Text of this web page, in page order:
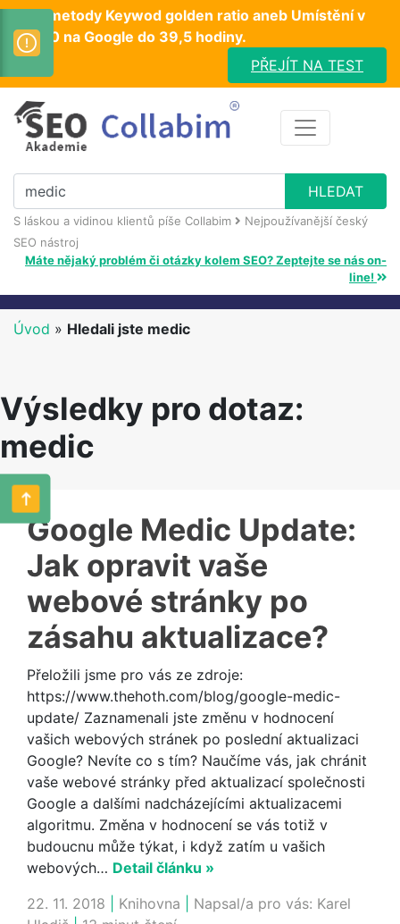
Test metody Keywod golden ratio aneb Umístění v
TOP10 na Google do 39,5 hodiny.
PŘEJÍT NA TEST
S láskou a vidinou klientů píše Collabim
Nejpoužívanější český
SEO nástroj
Máte nějaký problém či otázky kolem SEO? Zeptejte se nás on-
line!
Úvod » Hledali jste medic
Výsledky pro dotaz:
medic
Google Medic Update:
Jak opravit vaše
webové stránky po
zásahu aktualizace?
Přeložili jsme pro vás ze zdroje:
https://www.thehoth.com/blog/google-medic-
update/ Zaznamenali jste změnu v hodnocení
vašich webových stránek po poslední aktualizaci
Google? Nevíte co s tím? Naučíme vás, jak chránit
vaše webové stránky před aktualizací společnosti
Google a dalšími nadcházejícími aktualizacemi
algoritmu. Změna v hodnocení se vás totiž v
budoucnu může týkat, i když zatím u vašich
webových… Detail článku »
22. 11. 2018
Knihovna Napsal/a pro vás: Karel